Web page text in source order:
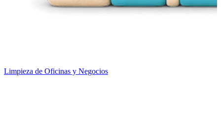
Limpieza de Oficinas y Negocios